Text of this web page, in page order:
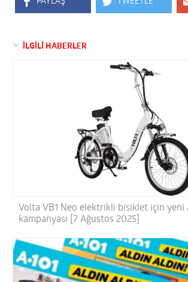
PAYLAŞ TWEETLE
İLGİLİ HABERLER
Volta VB1 Neo elektrikli bisiklet için yeni
kampanyası [7 Ağustos 2025]